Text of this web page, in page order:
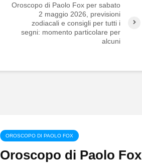
Oroscopo di Paolo Fox per sabato
2 maggio 2026, previsioni
zodiacali e consigli per tutti i
segni: momento particolare per
alcuni
OROSCOPO DI PAOLO FOX
Oroscopo di Paolo Fox